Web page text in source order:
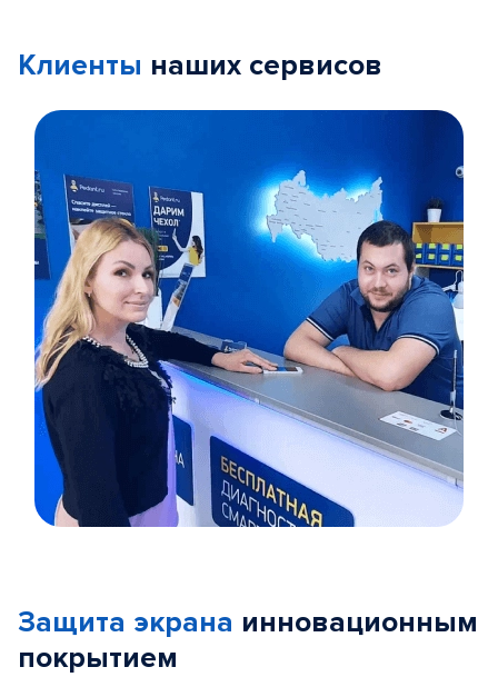
Клиенты наших сервисов
5
Защита экрана инновационным
покрытием